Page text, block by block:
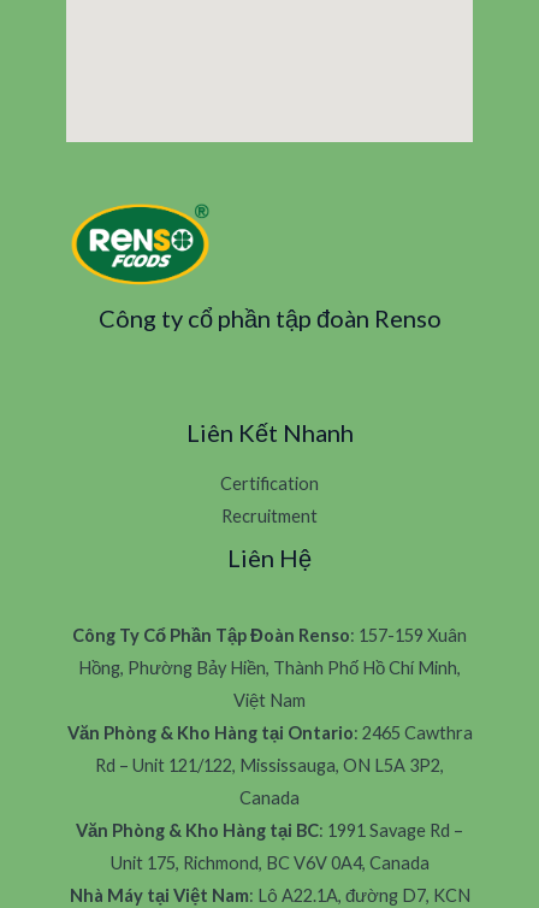
Công ty cổ phần tập đoàn Renso
Liên Kết Nhanh
Certification
Recruitment
Liên Hệ
Công Ty Cổ Phần Tập Đoàn Renso: 157-159 Xuân
Hồng, Phường Bảy Hiền, Thành Phố Hồ Chí Minh,
Việt Nam
Văn Phòng & Kho Hàng tại Ontario: 2465 Cawthra
Rd – Unit 121/122, Mississauga, ON L5A 3P2,
Canada
Văn Phòng & Kho Hàng tại BC: 1991 Savage Rd –
Unit 175, Richmond, BC V6V 0A4, Canada
Nhà Máy tại Việt Nam: Lô A22.1A, đường D7, KCN